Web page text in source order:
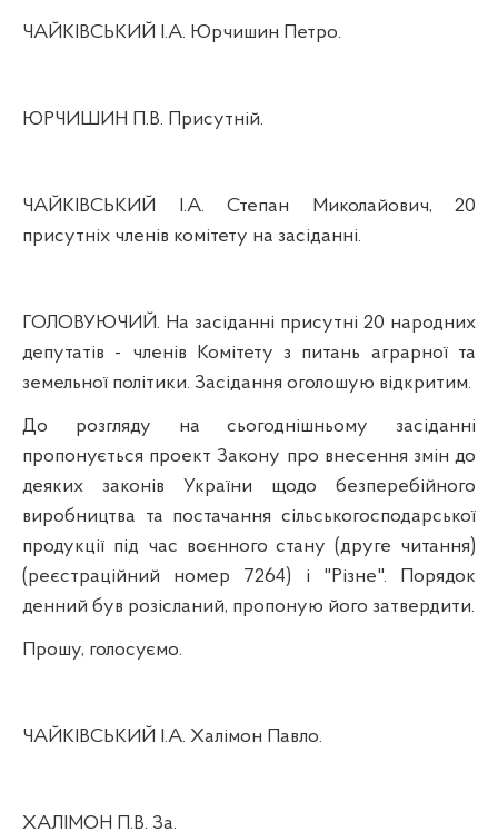
ЧАЙКІВСЬКИЙ І.А. Юрчишин Петро.
ЮРЧИШИН П.В. Присутній.
ЧАЙКІВСЬКИЙ І.А. Степан Миколайович, 20
присутніх членів комітету на засіданні.
ГОЛОВУЮЧИЙ. На засіданні присутні 20 народних
депутатів - членів Комітету з питань аграрної та
земельної політики. Засідання оголошую відкритим.
До розгляду на сьогоднішньому засіданні
пропонується проект Закону про внесення змін до
деяких законів України щодо безперебійного
виробництва та постачання сільськогосподарської
продукції під час воєнного стану (друге читання)
(реєстраційний номер 7264) і "Різне". Порядок
денний був розісланий, пропоную його затвердити.
Прошу, голосуємо.
ЧАЙКІВСЬКИЙ І.А. Халімон Павло.
ХАЛІМОН П.В. За.